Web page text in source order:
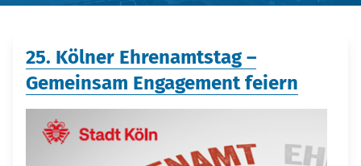
25. Kölner Ehrenamtstag –
Gemeinsam Engagement feiern